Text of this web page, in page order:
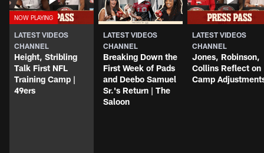
LATEST VIDEOS
CHANNEL
Height, Stribling
Talk First NFL
Training Camp |
49ers
LATEST VIDEOS
CHANNEL
Breaking Down the
First Week of Pads
and Deebo Samuel
Sr.'s Return | The
Saloon
LATEST VIDEOS
CHANNEL
Jones, Robinson,
Collins Reflect on
Camp